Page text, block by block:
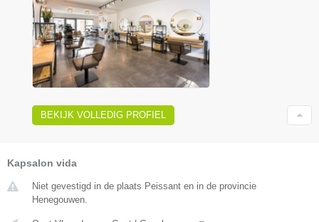
BEKIJK VOLLEDIG PROFIEL
Kapsalon vida
Niet gevestigd in de plaats Peissant en in de provincie
Henegouwen.